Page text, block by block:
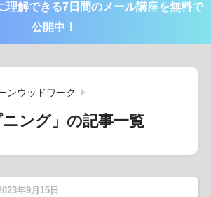
理解できる7日間のメール講座を無料で
公開中！
ンウッドワーク
ニング」の記事一覧
年9月15日